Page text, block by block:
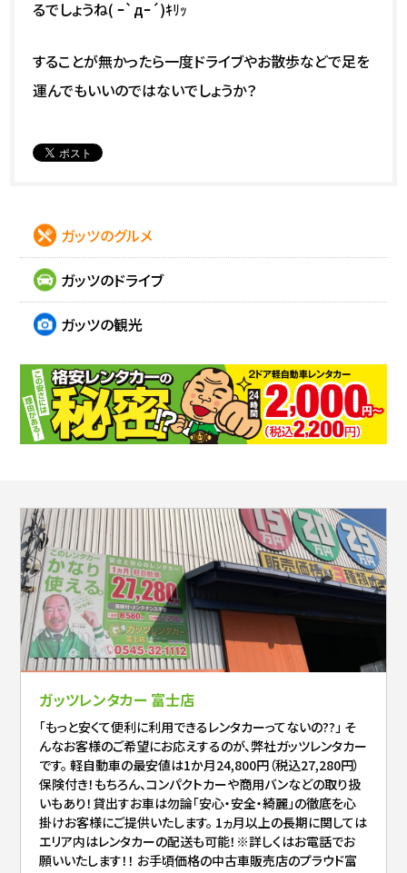
るでしょうね( ｰ`дｰ´)ｷﾘｯ
することが無かったら一度ドライブやお散歩などで足を
運んでもいいのではないでしょうか？
ガッツのグルメ
ガッツのドライブ
ガッツの観光
ガッツレンタカー 富士店
「もっと安くて便利に利用できるレンタカーってないの??」 そ
んなお客様のご希望にお応えするのが、弊社ガッツレンタカー
です。 軽自動車の最安値は1か月24,800円（税込27,280円）
保険付き！もちろん、コンパクトカーや商用バンなどの取り扱
いもあり！貸出すお車は勿論「安心・安全・綺麗」の徹底を心
掛けお客様にご提供いたします。 1ヵ月以上の長期に関しては
エリア内はレンタカーの配送も可能！※詳しくはお電話でお
願いいたします！！ お手頃価格の中古車販売店のプラウド富